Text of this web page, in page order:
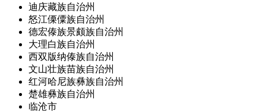
迪庆藏族自治州
怒江傈僳族自治州
德宏傣族景颇族自治州
大理白族自治州
西双版纳傣族自治州
文山壮族苗族自治州
红河哈尼族彝族自治州
楚雄彝族自治州
临沧市